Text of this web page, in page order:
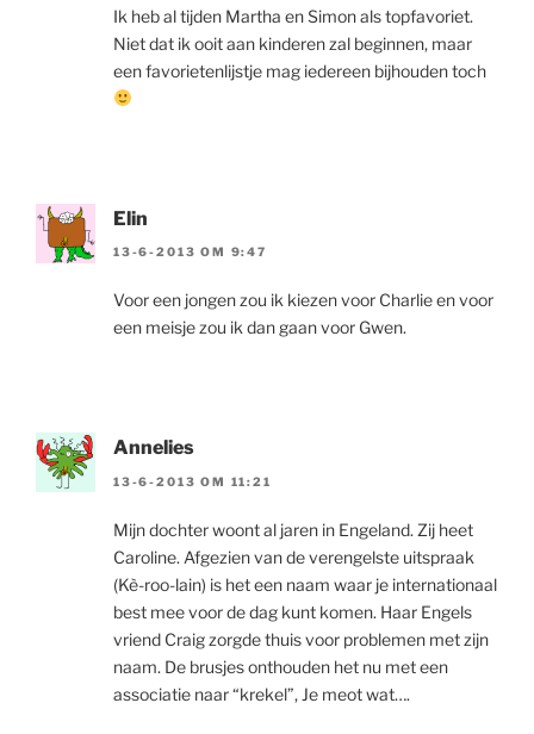
Ik heb al tijden Martha en Simon als topfavoriet.
Niet dat ik ooit aan kinderen zal beginnen, maar
een favorietenlijstje mag iedereen bijhouden toch
Elin
13-6-2013 OM 9:47
Voor een jongen zou ik kiezen voor Charlie en voor
een meisje zou ik dan gaan voor Gwen.
Annelies
13-6-2013 OM 11:21
Mijn dochter woont al jaren in Engeland. Zij heet
Caroline. Afgezien van de verengelste uitspraak
(Kè-roo-lain) is het een naam waar je internationaal
best mee voor de dag kunt komen. Haar Engels
vriend Craig zorgde thuis voor problemen met zijn
naam. De brusjes onthouden het nu met een
associatie naar “krekel”, Je meot wat….